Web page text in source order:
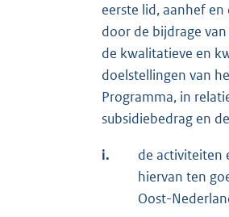
eerste lid, aanhef
door de bijdrage
de kwalitatieve en
doelstellingen van
Programma, in
subsidiebedrag en
i.
de activiteiten
hiervan ten
Oost-